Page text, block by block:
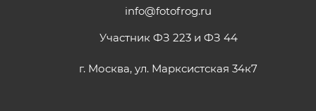
info@fotofrog.ru
Участник ФЗ 223 и ФЗ 44
г. Москва, ул. Марксистская 34к7